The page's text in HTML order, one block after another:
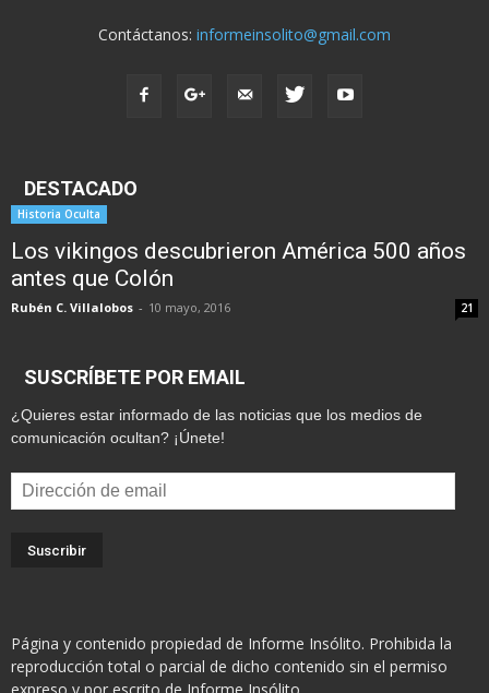
Contáctanos: informeinsolito@gmail.com
DESTACADO
Historia Oculta
Los vikingos descubrieron América 500 años
antes que Colón
Rubén C. Villalobos - 10 mayo, 2016 21
SUSCRÍBETE POR EMAIL
¿Quieres estar informado de las noticias que los medios de
comunicación ocultan? ¡Únete!
Dirección
de
Página y contenido propiedad de Informe Insólito. Prohibida la
reproducción total o parcial de dicho contenido sin el permiso